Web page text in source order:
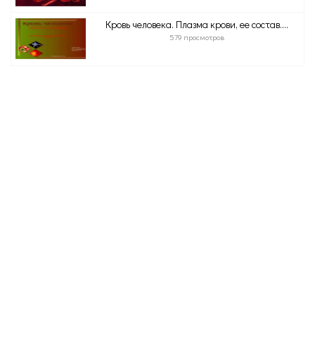
Кровь человека. Плазма крови, ее состав....
579 просмотров